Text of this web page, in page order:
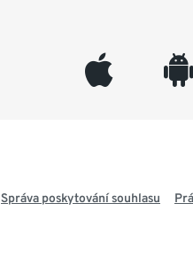
appleinc android
Správa poskytování souhlasu